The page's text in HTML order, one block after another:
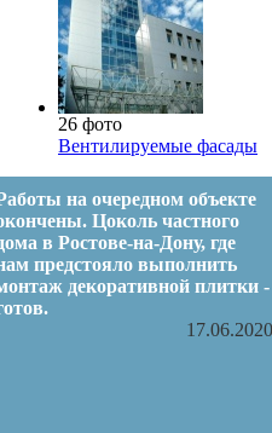
26 фото
Вентилируемые фасады
на очередном объекте
Цоколь частного
в Ростове-на-Дону, где
предстояло выполнить
декоративной плитки -
17.06.2020